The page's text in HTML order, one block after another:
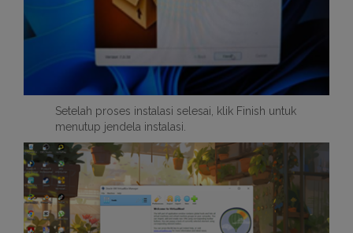
Setelah proses instalasi selesai, klik Finish untuk
menutup jendela instalasi.